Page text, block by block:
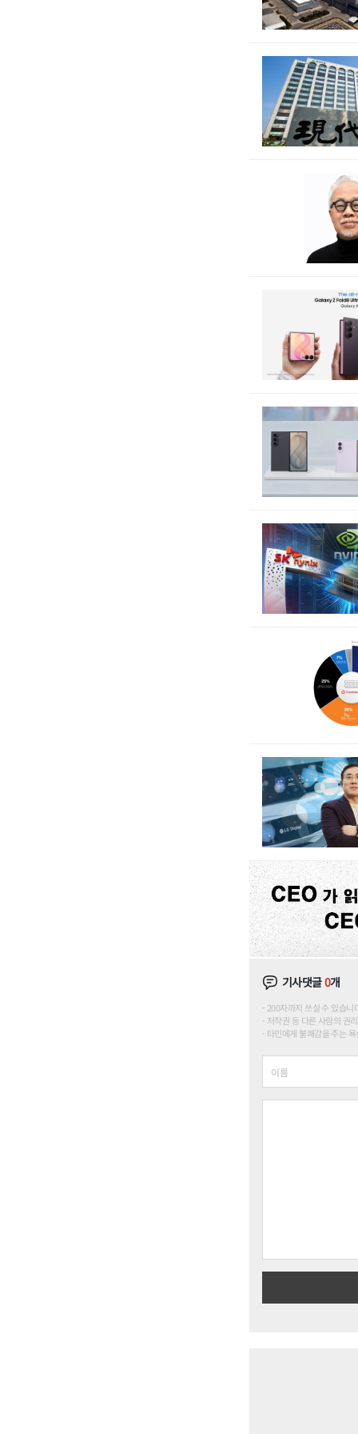
기사댓글0개
200자까지 쓰실 수 있습
저작권 등 다른 사람의 권
타인에게 불쾌감을 주는